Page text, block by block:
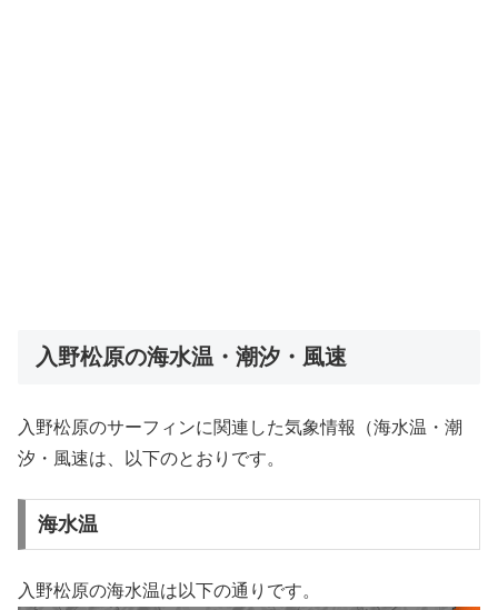
入野松原の海水温・潮汐・風速
入野松原のサーフィンに関連した気象情報（海水温・潮
汐・風速は、以下のとおりです。
海水温
入野松原の海水温は以下の通りです。